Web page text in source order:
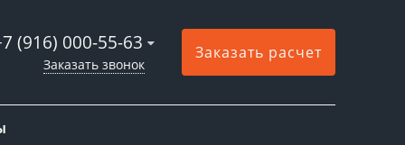
(916) 000-55-63
Заказать звонок
Заказать расчет